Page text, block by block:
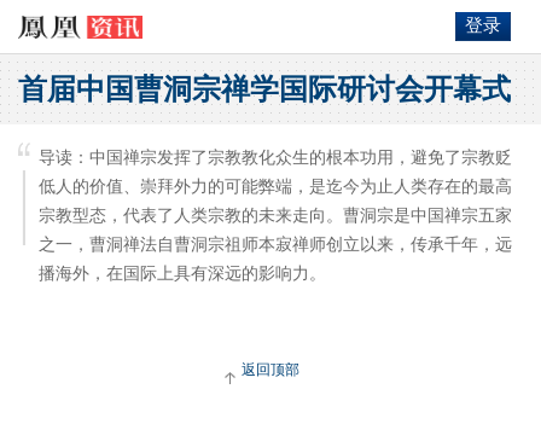
登录
首届中国曹洞宗禅学国际研讨会开幕式
导读：中国禅宗发挥了宗教教化众生的根本功用，避免了宗教贬
低人的价值、崇拜外力的可能弊端，是迄今为止人类存在的最高
宗教型态，代表了人类宗教的未来走向。曹洞宗是中国禅宗五家
之一，曹洞禅法自曹洞宗祖师本寂禅师创立以来，传承千年，远
播海外，在国际上具有深远的影响力。
返回顶部